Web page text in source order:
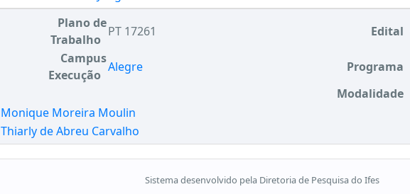
Plano de
Trabalho
PT 17261 Edital
Campus
Execução
Alegre Programa
Modalidade
Monique Moreira Moulin
Thiarly de Abreu Carvalho
Sistema desenvolvido pela Diretoria de Pesquisa do Ifes